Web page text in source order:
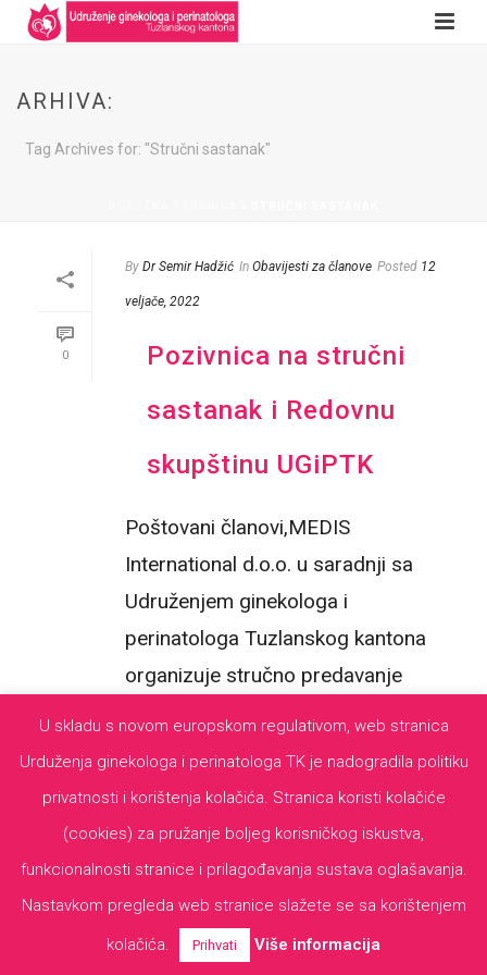
ARHIVA:
Tag Archives for: "Stručni sastanak"
0
By Dr Semir Hadžić In Obavijesti za članove Posted 12
veljače, 2022
Pozivnica na stručni
sastanak i Redovnu
skupštinu UGiPTK
Poštovani članovi,MEDIS
International d.o.o. u saradnji sa
Udruženjem ginekologa i
perinatologa Tuzlanskog kantona
organizuje stručno predavanje
ginekologije i [...]
READ MORE
U skladu s novom europskom regulativom, web stranica
Urduženja ginekologa i perinatologa TK je nadogradila politiku
privatnosti i korištenja kolačića. Stranica koristi kolačiće
(cookies) za pružanje boljeg korisničkog iskustva,
funkcionalnosti stranice i prilagođavanja sustava oglašavanja.
Nastavkom pregleda web stranice slažete se sa korištenjem
kolačića.
Prihvati Više informacija